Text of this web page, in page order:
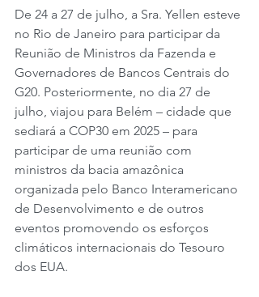
De 24 a 27 de julho, a Sra. Yellen esteve
no Rio de Janeiro para participar da
Reunião de Ministros da Fazenda e
Governadores de Bancos Centrais do
G20. Posteriormente, no dia 27 de
julho, viajou para Belém – cidade que
sediará a COP30 em 2025 – para
participar de uma reunião com
ministros da bacia amazônica
organizada pelo Banco Interamericano
de Desenvolvimento e de outros
eventos promovendo os esforços
climáticos internacionais do Tesouro
dos EUA.